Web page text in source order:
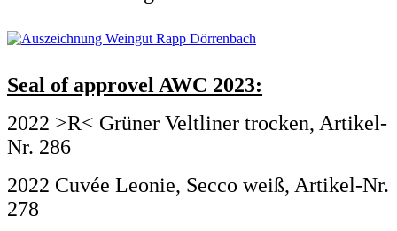
Seal of approvel AWC 2023:
2022 >R< Grüner Veltliner trocken, Artikel-
Nr. 286
2022 Cuvée Leonie, Secco weiß, Artikel-Nr.
278